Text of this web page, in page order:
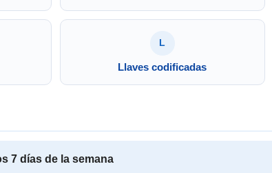
L
Llaves codificadas
7 días de la semana